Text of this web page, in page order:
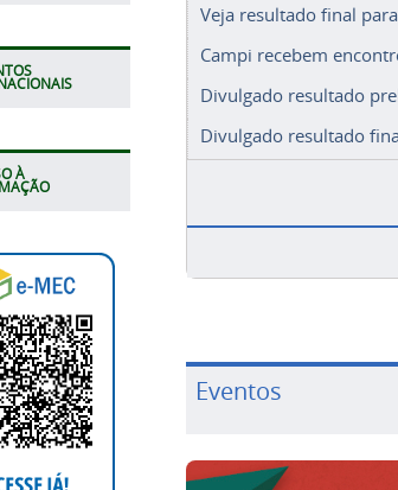
À
Veja resultado final
Campi recebem
Divulgado resultado
Divulgado resultado
Eventos